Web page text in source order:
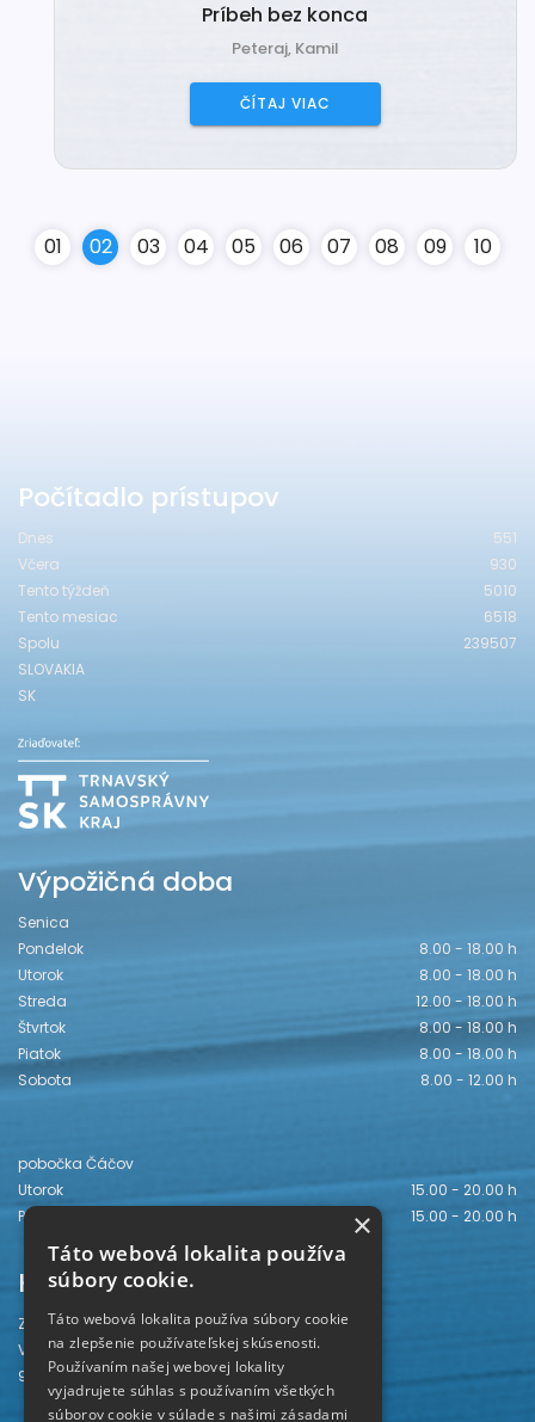
Príbeh bez konca
Peteraj, Kamil
ČÍTAJ VIAC
01 02 03 04 05 06 07 08 09 10
Počítadlo prístupov
Dnes
551
Včera
930
Tento týždeň
5010
Tento mesiac
6518
Spolu
239507
SLOVAKIA
SK
Výpožičná doba
Senica
Pondelok
8.00 - 18.00 h
Utorok
8.00 - 18.00 h
Streda
12.00 - 18.00 h
Štvrtok
8.00 - 18.00 h
Piatok
8.00 - 18.00 h
Sobota
8.00 - 12.00 h
pobočka Čáčov
Utorok
15.00 - 20.00 h
Piatok
15.00 - 20.00 h
Kontakt
Záhorská knižnica
Vajanského 28
905 01 Senica
×
Táto webová lokalita používa
súbory cookie.
Táto webová lokalita používa súbory cookie
na zlepšenie používateľskej skúsenosti.
Používaním našej webovej lokality
vyjadrujete súhlas s používaním všetkých
súborov cookie v súlade s našimi zásadami